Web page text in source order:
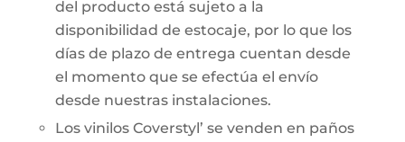
del producto está sujeto a la
disponibilidad de estocaje, por lo que los
días de plazo de entrega cuentan desde
el momento que se efectúa el envío
desde nuestras instalaciones.
Los vinilos Coverstyl’ se venden en paños